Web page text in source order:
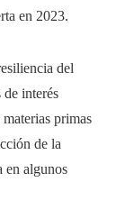
en 2023.
del
de interés
primas
de la
en algunos